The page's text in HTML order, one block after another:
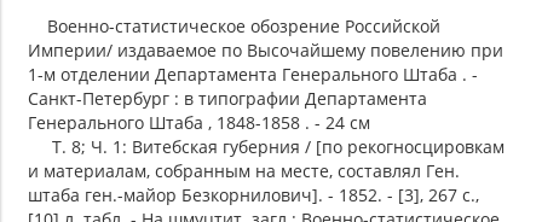
Военно-статистическое обозрение Российской
Империи/ издаваемое по Высочайшему повелению при
1-м отделении Департамента Генерального Штаба . -
Санкт-Петербург : в типографии Департамента
Генерального Штаба , 1848-1858 . - 24 см
Т. 8; Ч. 1: Витебская губерния / [по рекогносцировкам
и материалам, собранным на месте, составлял Ген.
штаба ген.-майор Безкорнилович]. - 1852. - [3], 267 с.,